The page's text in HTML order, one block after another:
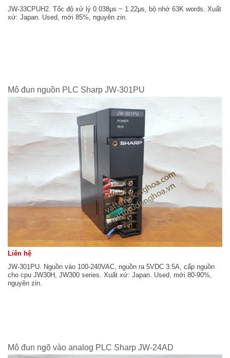
JW-33CPUH2. Tốc độ xử lý 0.038μs ~ 1.22μs, bộ nhớ 63K words. Xuất
xứ: Japan. Used, mới 85%, nguyên zin.
Mô đun nguồn PLC Sharp JW-301PU
Liên hệ
JW-301PU. Nguồn vào 100-240VAC, nguồn ra 5VDC 3.5A, cấp nguồn
cho cpu JW30H, JW300 series. Xuất xứ: Japan. Used, mới 80-90%,
nguyên zin.
Mô đun ngõ vào analog PLC Sharp JW-24AD